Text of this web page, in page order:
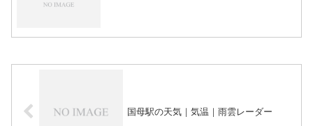
国母駅の天気｜気温｜雨雲レーダー